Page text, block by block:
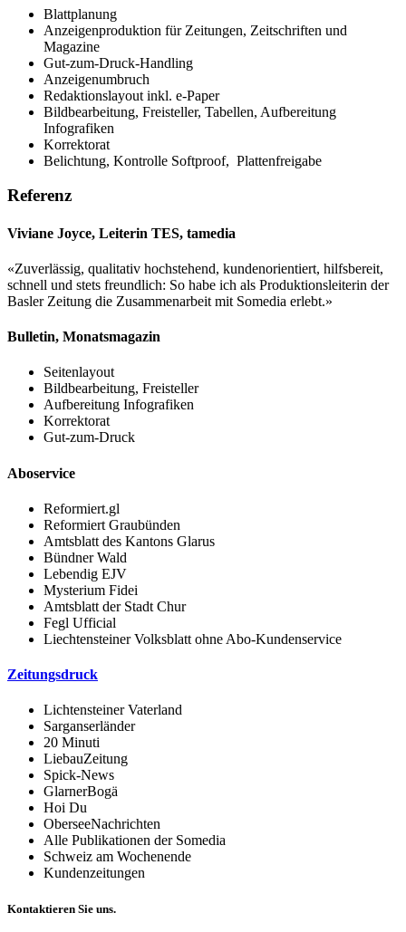
Blattplanung
Anzeigenproduktion für Zeitungen, Zeitschriften und
Magazine
Gut-zum-Druck-Handling
Anzeigenumbruch
Redaktionslayout inkl. e-Paper
Bildbearbeitung, Freisteller, Tabellen, Aufbereitung
Infografiken
Korrektorat
Belichtung, Kontrolle Softproof, Plattenfreigabe
Referenz
Viviane Joyce, Leiterin TES, tamedia
«Zuverlässig, qualitativ hochstehend, kundenorientiert, hilfsbereit,
schnell und stets freundlich: So habe ich als Produktionsleiterin der
Basler Zeitung die Zusammenarbeit mit Somedia erlebt.»
Bulletin, Monatsmagazin
Seitenlayout
Bildbearbeitung, Freisteller
Aufbereitung Infografiken
Korrektorat
Gut-zum-Druck
Aboservice
Reformiert.gl
Reformiert Graubünden
Amtsblatt des Kantons Glarus
Bündner Wald
Lebendig EJV
Mysterium Fidei
Amtsblatt der Stadt Chur
Fegl Ufficial
Liechtensteiner Volksblatt ohne Abo-Kundenservice
Zeitungsdruck
Lichtensteiner Vaterland
Sarganserländer
20 Minuti
LiebauZeitung
Spick-News
GlarnerBogä
Hoi Du
OberseeNachrichten
Alle Publikationen der Somedia
Schweiz am Wochenende
Kundenzeitungen
Kontaktieren Sie uns.